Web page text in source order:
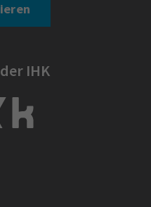
IHK